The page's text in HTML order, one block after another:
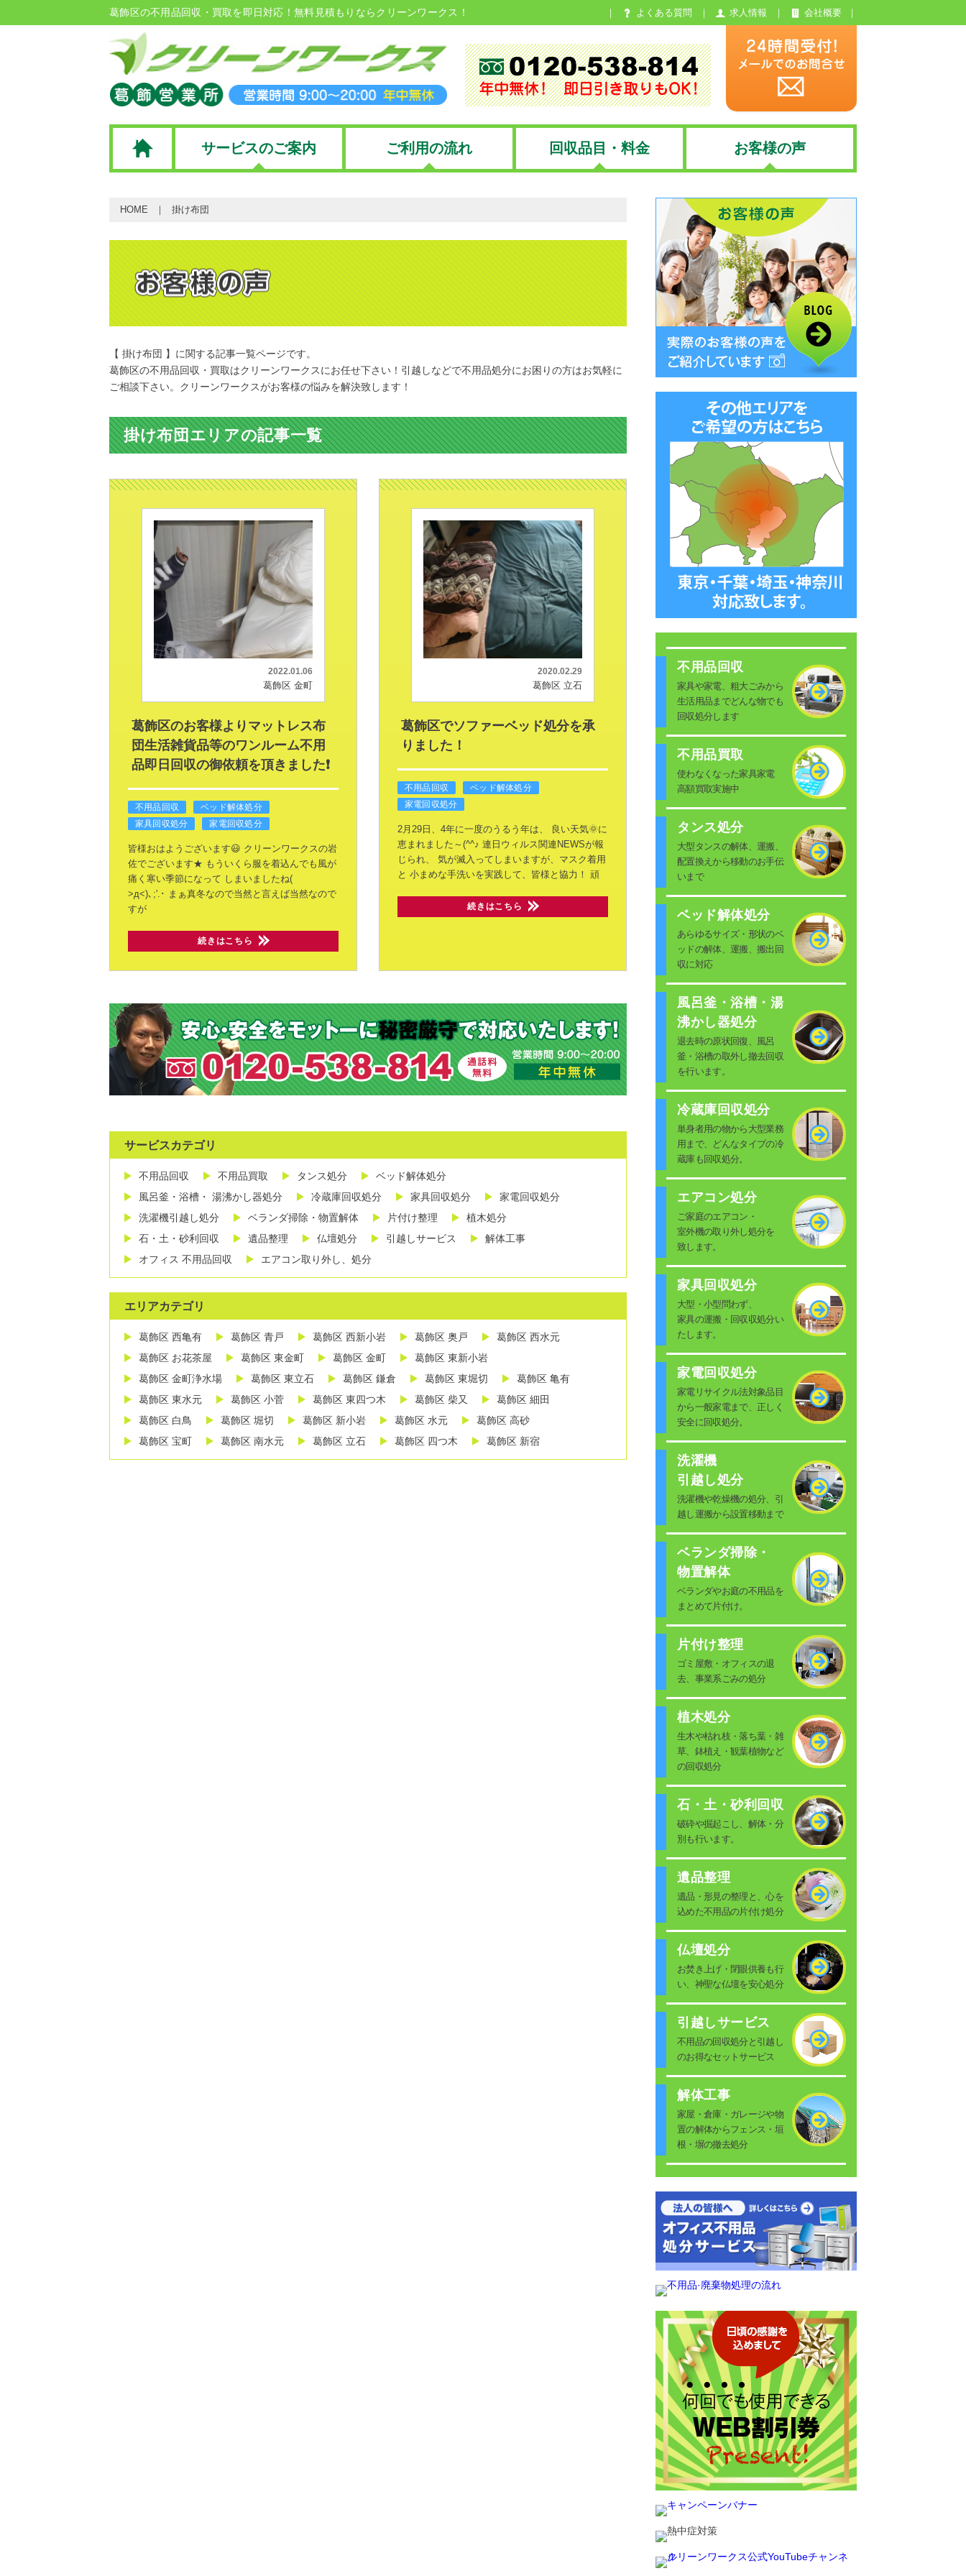
葛飾区の不用品回収・買取を即日対応！無料見積もりならクリーンワークス！ よくある質問 求人情報 会社概要
サービスのご案内 ご利用の流れ 回収品目・料金 お客様の声
HOME 掛け布団
【 掛け布団 】に関する記事一覧ページです。
葛飾区の不用品回収・買取はクリーンワークスにお任せ下さい！引越しなどで不用品処分にお困りの方はお気軽に
ご相談下さい。クリーンワークスがお客様の悩みを解決致します！
掛け布団エリアの記事一覧
2022.01.06
葛飾区 金町
葛飾区のお客様よりマットレス布
団生活雑貨品等のワンルーム不用
品即日回収の御依頼を頂きました❗
不用品回収
ベッド解体処分
家具回収処分
家電回収処分
皆様おはようございます😃 クリーンワークスの岩
佐でございます★ もういくら服を着込んでも風が
痛く寒い季節になって しまいましたね(
>д<)､;'.･
まぁ真冬なので当然と言えば当然なので
すが
続きはこちら
2020.02.29
葛飾区 立石
葛飾区でソファーベッド処分を承
りました！
不用品回収
ベッド解体処分
家電回収処分
2月29日、4年に一度のうるう年は、
良い天気🌞に
恵まれました～(^^♪ 連日ウィルス関連NEWSが報
じられ、
気が滅入ってしまいますが、マスク着用
と 小まめな手洗いを実践して、皆様と協力！ 頑
続きはこちら
サービスカテゴリ
不用品回収 不用品買取 タンス処分
ベッド解体処分
風呂釜・浴槽・ 湯沸かし器処分
冷蔵庫回収処分 家具回収処分
家電回収処分
洗濯機引越し処分
ベランダ掃除・物置解体 片付け整理
植木処分
石・土・砂利回収
遺品整理 仏壇処分 引越しサービス
解体工事
オフィス 不用品回収
エアコン取り外し、処分
エリアカテゴリ
葛飾区 西亀有 葛飾区 青戸 葛飾区 西新小岩 葛飾区 奥戸
葛飾区 西水元
葛飾区 お花茶屋
葛飾区 東金町 葛飾区 金町
葛飾区 東新小岩
葛飾区 金町浄水場
葛飾区 東立石 葛飾区 鎌倉 葛飾区 東堀切
葛飾区 亀有
葛飾区 東水元
葛飾区 小菅 葛飾区 東四つ木 葛飾区 柴又
葛飾区 細田
葛飾区 白鳥
葛飾区 堀切 葛飾区 新小岩 葛飾区 水元
葛飾区 高砂
葛飾区 宝町
葛飾区 南水元 葛飾区 立石 葛飾区 四つ木 葛飾区 新宿
不用品回収
家具や家電、粗大ごみから
生活用品までどんな物でも
回収処分します
不用品買取
使わなくなった家具家電
高額買取実施中
タンス処分
大型タンスの解体、運搬、
配置換えから移動のお手伝
いまで
ベッド解体処分
あらゆるサイズ・形状のベ
ッドの解体、運搬、搬出回
収に対応
風呂釜・浴槽・湯
沸かし器処分
退去時の原状回復、風呂
釜・浴槽の取外し撤去回収
を行います。
冷蔵庫回収処分
単身者用の物から大型業務
用まで、どんなタイプの冷
蔵庫も回収処分。
エアコン処分
ご家庭のエアコン・
室外機の取り外し処分を
致します。
家具回収処分
大型・小型問わず、
家具の運搬・回収収処分い
たします。
家電回収処分
家電リサイクル法対象品目
から一般家電まで、正しく
安全に回収処分。
洗濯機
引越し処分
洗濯機や乾燥機の処分、引
越し運搬から設置移動まで
ベランダ掃除・
物置解体
ベランダやお庭の不用品を
まとめて片付け。
片付け整理
ゴミ屋敷・オフィスの退
去、事業系ごみの処分
植木処分
生木や枯れ枝・落ち葉・雑
草、鉢植え・観葉植物など
の回収処分
石・土・砂利回収
破砕や掘起こし、解体・分
別も行います。
遺品整理
遺品・形見の整理と、心を
込めた不用品の片付け処分
仏壇処分
お焚き上げ・閉眼供養も行
い、神聖な仏壇を安心処分
引越しサービス
不用品の回収処分と引越し
のお得なセットサービス
解体工事
家屋・倉庫・ガレージや物
置の解体からフェンス・垣
根・塀の撤去処分